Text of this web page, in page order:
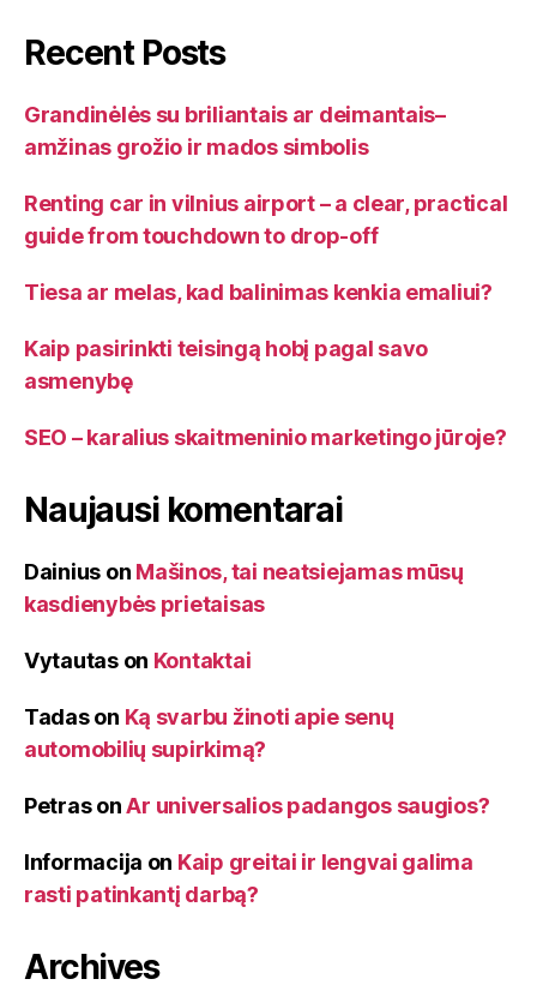
Recent Posts
Grandinėlės su briliantais ar deimantais–
amžinas grožio ir mados simbolis
Renting car in vilnius airport – a clear, practical
guide from touchdown to drop-off
Tiesa ar melas, kad balinimas kenkia emaliui?
Kaip pasirinkti teisingą hobį pagal savo
asmenybę
SEO – karalius skaitmeninio marketingo jūroje?
Naujausi komentarai
Dainius on Mašinos, tai neatsiejamas mūsų
kasdienybės prietaisas
Vytautason Kontaktai
Tadason Ką svarbu žinoti apie senų
automobilių supirkimą?
PetrasonAr universalios padangos saugios?
Informacija on Kaip greitai ir lengvai galima
rasti patinkantį darbą?
Archives